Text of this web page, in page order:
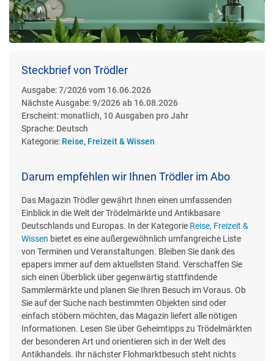
Steckbrief von Trödler
Ausgabe:7/2026 vom 16.06.2026
Nächste Ausgabe:9/2026 ab 16.08.2026
Erscheint: monatlich, 10 Ausgaben pro Jahr
Sprache: Deutsch
Kategorie: Reise, Freizeit & Wissen
Darum empfehlen wir Ihnen Trödler im Abo
Das Magazin Trödler gewährt Ihnen einen umfassenden
Einblick in die Welt der Trödelmärkte und Antikbasare
Deutschlands und Europas. In der Kategorie Reise, Freizeit &
Wissen bietet es eine außergewöhnlich umfangreiche Liste
von Terminen und Veranstaltungen. Bleiben Sie dank des
epapers immer auf dem aktuellsten Stand. Verschaffen Sie
sich einen Überblick über gegenwärtig stattfindende
Sammlermärkte und planen Sie Ihren Besuch im Voraus. Ob
Sie auf der Suche nach bestimmten Objekten sind oder
einfach stöbern möchten, das Magazin liefert alle nötigen
Informationen. Lesen Sie über Geheimtipps zu Trödelmärkten
der besonderen Art und orientieren sich in der Welt des
Antikhandels. Ihr nächster Flohmarktbesuch steht nichts